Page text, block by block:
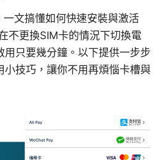
文搞懂如何快速安裝與激活
不更換SIM卡的情況下切換電
用只要幾分鐘。以下提供一步步
小技巧，讓你不用再煩惱卡槽與